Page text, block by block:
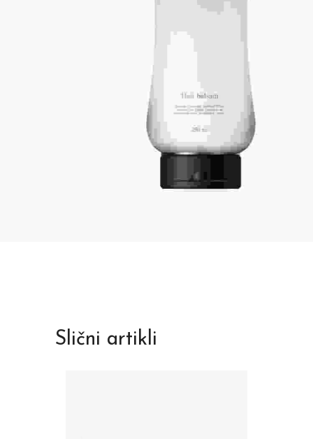
Slični artikli